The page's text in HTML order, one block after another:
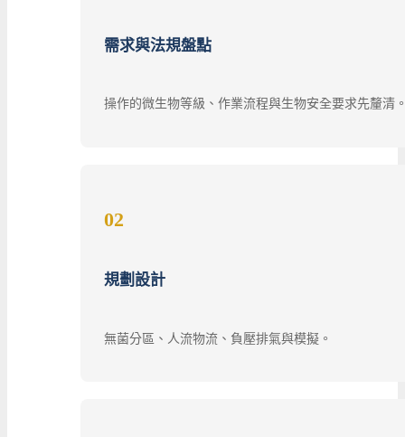
需求與法規盤點
操作的微生物等級、作業流程與生物安全要求先釐清
02
規劃設計
無菌分區、人流物流、負壓排氣與模擬。